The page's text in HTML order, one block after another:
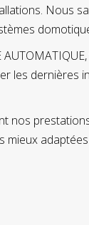
Nous
les dernières
nos
mieux